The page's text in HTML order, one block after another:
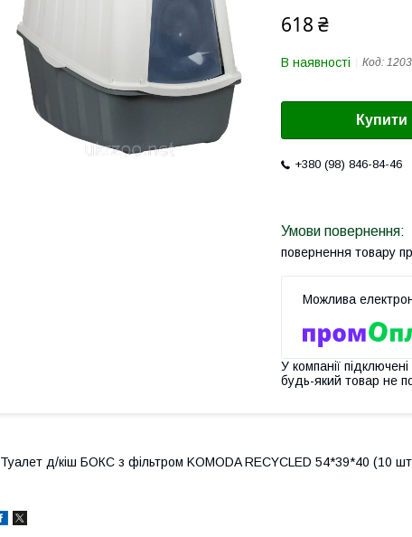
618 ₴
В наявності Код:
Купити
+380 (98) 846-84-46
повернення товару
У компанії
будь-який товар не
Туалет д/кіш БОКС з фільтром KOMODA RECYCLED 54*39*40 (10